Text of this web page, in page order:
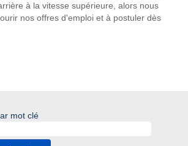
à la vitesse supérieure, alors nous
nos offres d'emploi et à postuler dès
mot clé